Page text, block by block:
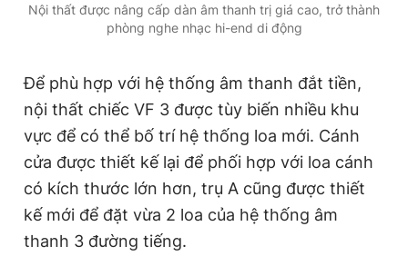
Nội thất được nâng cấp dàn âm thanh trị giá cao, trở thành
phòng nghe nhạc hi-end di động
Để phù hợp với hệ thống âm thanh đắt tiền,
nội thất chiếc VF 3 được tùy biến nhiều khu
vực để có thể bố trí hệ thống loa mới. Cánh
cửa được thiết kế lại để phối hợp với loa cánh
có kích thước lớn hơn, trụ A cũng được thiết
kế mới để đặt vừa 2 loa của hệ thống âm
thanh 3 đường tiếng.